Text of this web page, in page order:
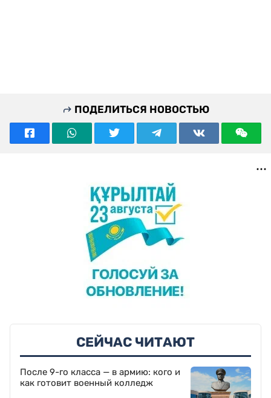
ПОДЕЛИТЬСЯ НОВОСТЬЮ
СЕЙЧАС ЧИТАЮТ
После 9-го класса — в армию: кого и
как готовит военный колледж